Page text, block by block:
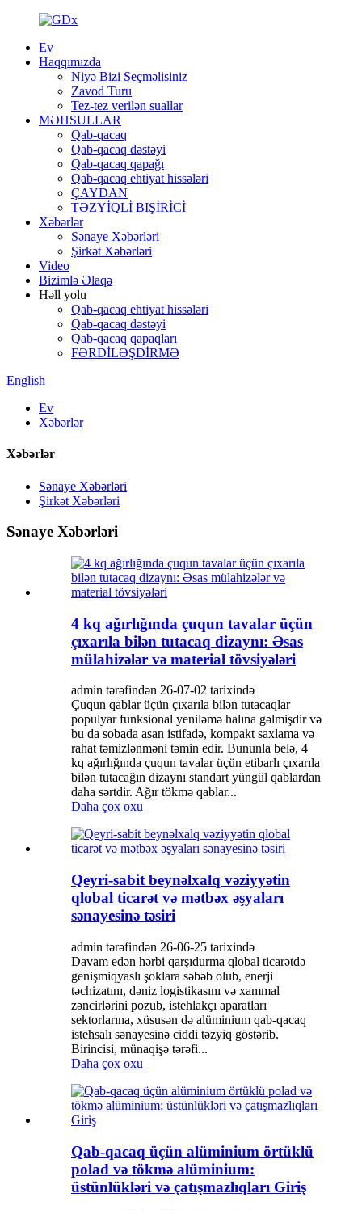
Ev
Haqqımızda
Niyə Bizi Seçməlisiniz
Zavod Turu
Tez-tez verilən suallar
MƏHSULLAR
Qab-qacaq
Qab-qacaq dəstəyi
Qab-qacaq qapağı
Qab-qacaq ehtiyat hissələri
ÇAYDAN
TƏZYİQLİ BIŞİRİCİ
Xəbərlər
Sənaye Xəbərləri
Şirkət Xəbərləri
Video
Bizimlə Əlaqə
Həll yolu
Qab-qacaq ehtiyat hissələri
Qab-qacaq dəstəyi
Qab-qacaq qapaqları
FƏRDİLƏŞDİRMƏ
English
Ev
Xəbərlər
Xəbərlər
Sənaye Xəbərləri
Şirkət Xəbərləri
Sənaye Xəbərləri
4 kq ağırlığında çuqun tavalar üçün
çıxarıla bilən tutacaq dizaynı: Əsas
mülahizələr və material tövsiyələri
admin tərəfindən 26-07-02 tarixində
Çuqun qablar üçün çıxarıla bilən tutacaqlar
populyar funksional yeniləmə halına gəlmişdir və
bu da sobada asan istifadə, kompakt saxlama və
rahat təmizlənməni təmin edir. Bununla belə, 4
kq ağırlığında çuqun tavalar üçün etibarlı çıxarıla
bilən tutacağın dizaynı standart yüngül qablardan
daha sərtdir. Ağır tökmə qablar...
Daha çox oxu
Qeyri-sabit beynəlxalq vəziyyətin
qlobal ticarət və mətbəx əşyaları
sənayesinə təsiri
admin tərəfindən 26-06-25 tarixində
Davam edən hərbi qarşıdurma qlobal ticarətdə
genişmiqyaslı şoklara səbəb olub, enerji
təchizatını, dəniz logistikasını və xammal
zəncirlərini pozub, istehlakçı aparatları
sektorlarına, xüsusən də alüminium qab-qacaq
istehsalı sənayesinə ciddi təzyiq göstərib.
Birincisi, münaqişə tərəfi...
Daha çox oxu
Qab-qacaq üçün alüminium örtüklü
polad və tökmə alüminium:
üstünlükləri və çatışmazlıqları Giriş